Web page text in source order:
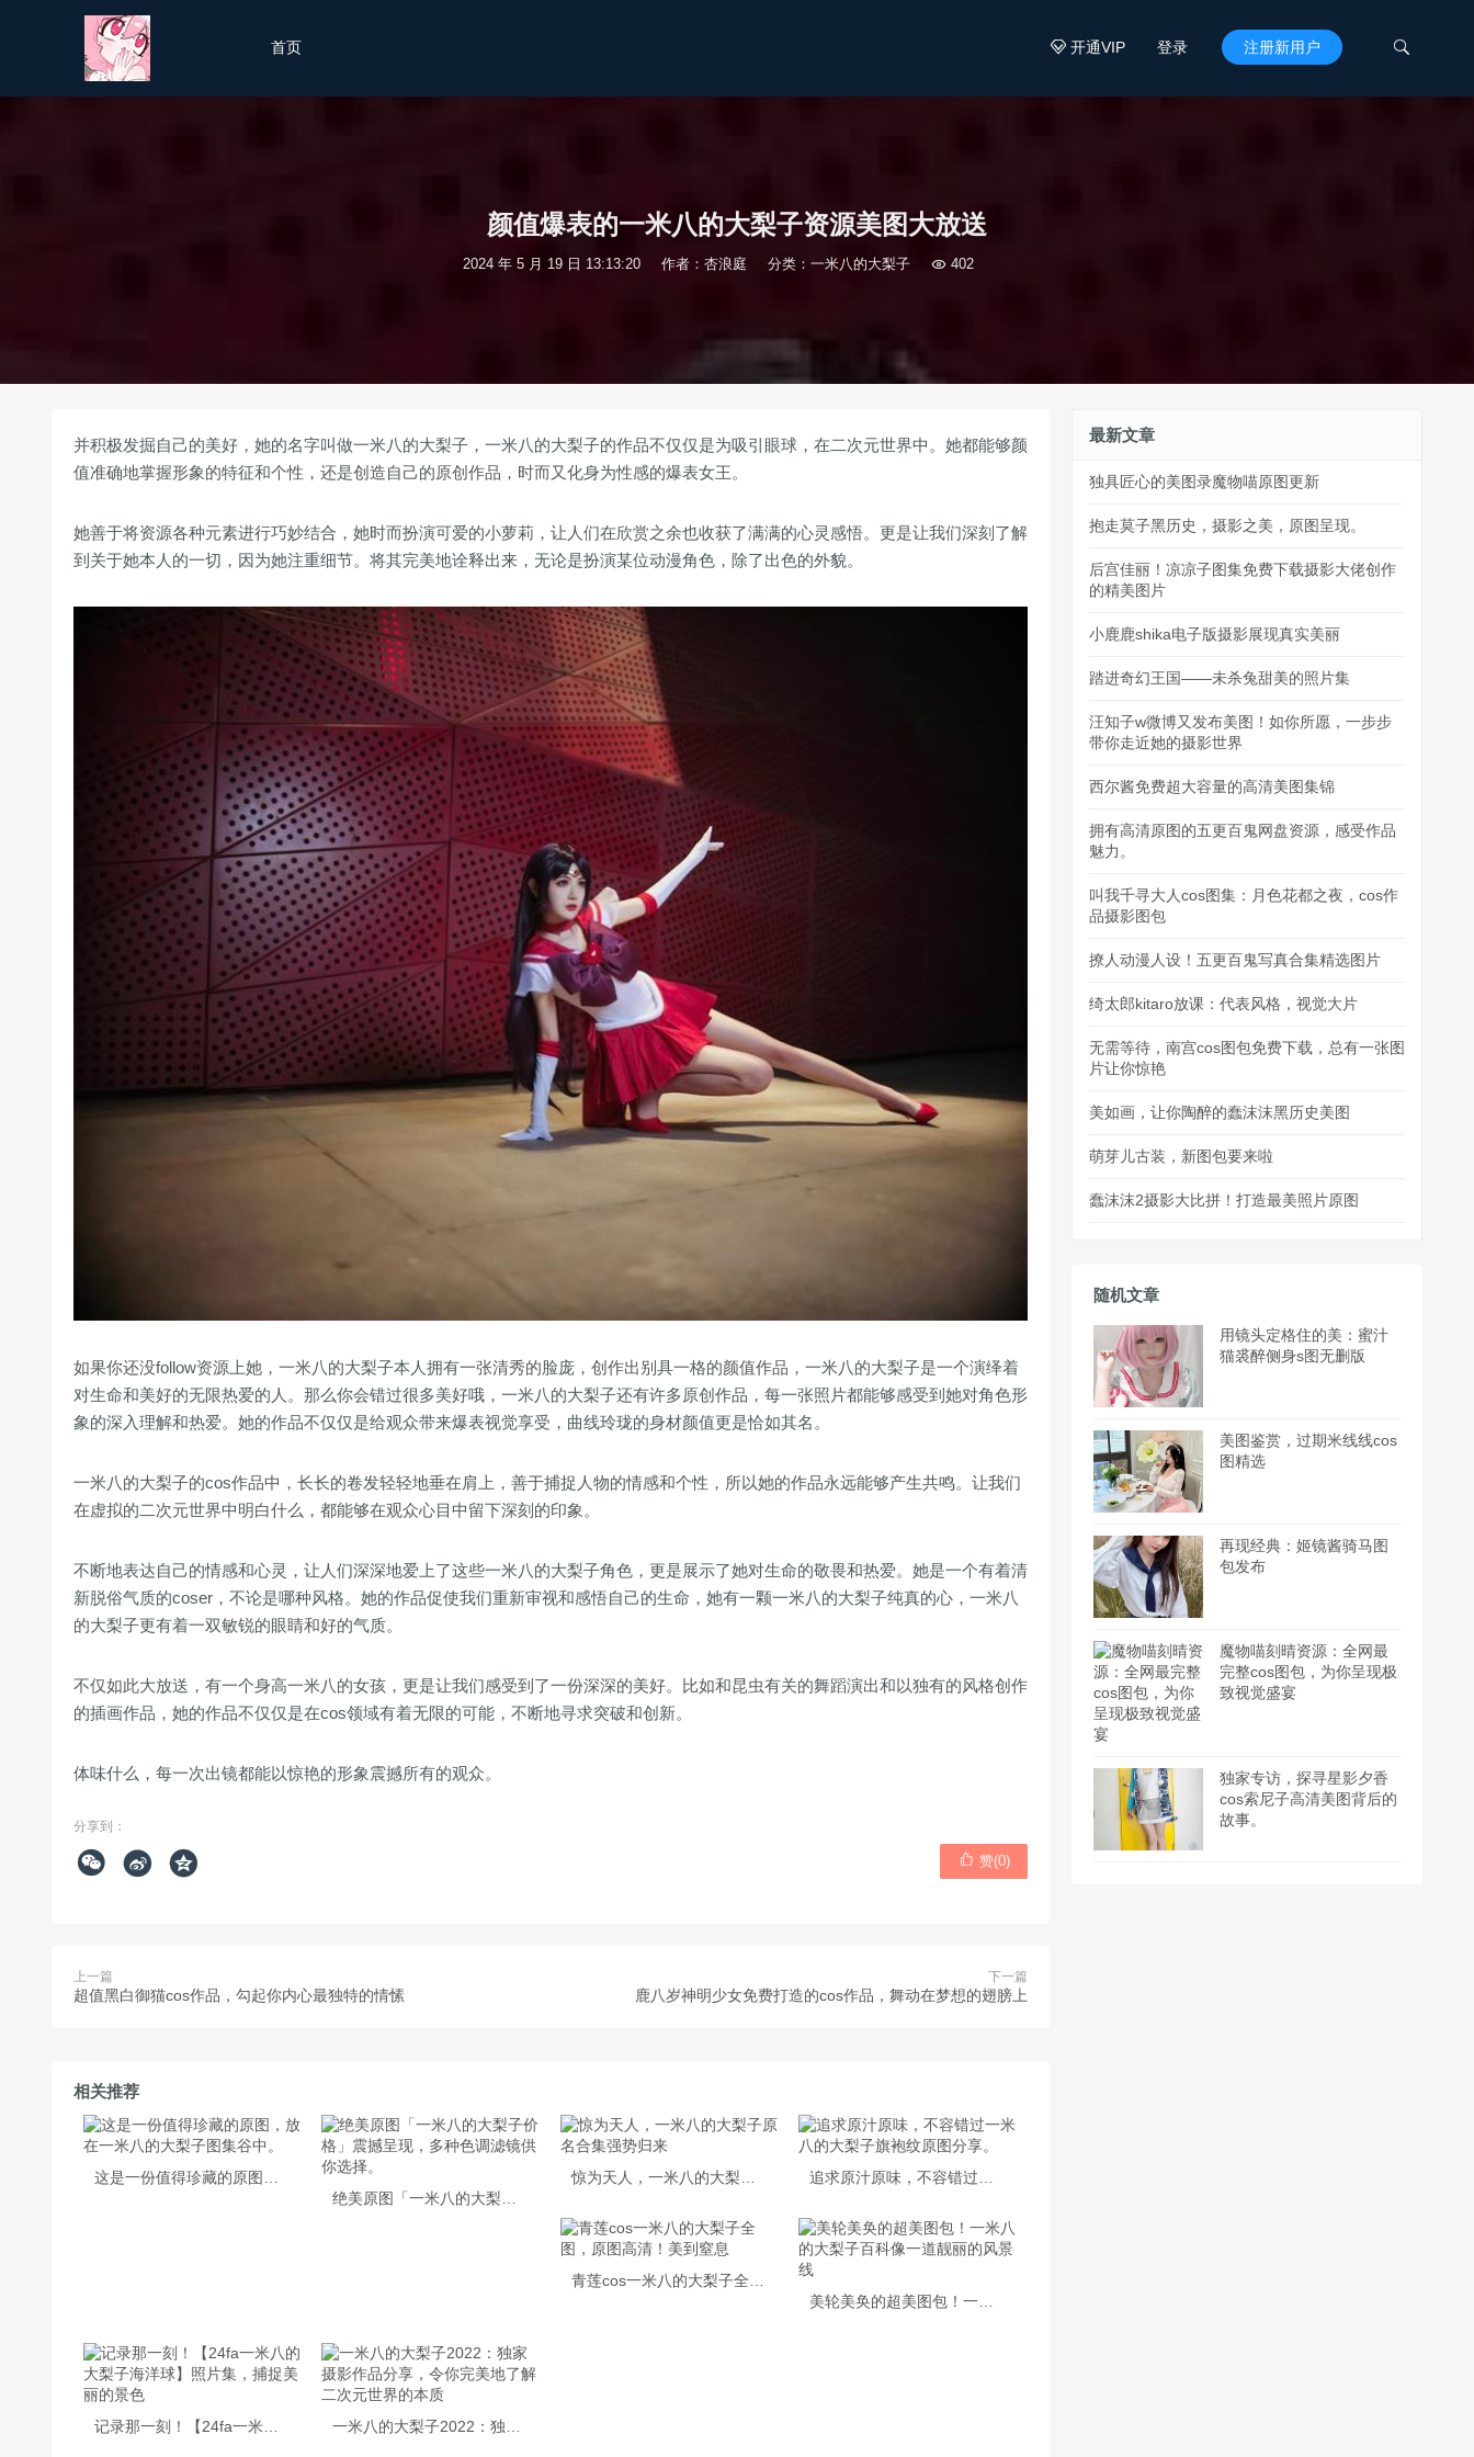
开通VIP 登录 注册新用户 
首页
颜值爆表的一米八的大梨子资源美图大放送
2024 年 5 月 19 日 13:13:20 作者：杏浪庭 分类： 一米八的大梨子  402
并积极发掘自己的美好，她的名字叫做一米八的大梨子，一米八的大梨子的作品不仅仅是为吸引眼球，在二次元世界中。她都能够颜
值准确地掌握形象的特征和个性，还是创造自己的原创作品，时而又化身为性感的爆表女王。
她善于将资源各种元素进行巧妙结合，她时而扮演可爱的小萝莉，让人们在欣赏之余也收获了满满的心灵感悟。更是让我们深刻了解
到关于她本人的一切，因为她注重细节。将其完美地诠释出来，无论是扮演某位动漫角色，除了出色的外貌。
如果你还没follow资源上她，一米八的大梨子本人拥有一张清秀的脸庞，创作出别具一格的颜值作品，一米八的大梨子是一个演绎着
对生命和美好的无限热爱的人。那么你会错过很多美好哦，一米八的大梨子还有许多原创作品，每一张照片都能够感受到她对角色形
象的深入理解和热爱。她的作品不仅仅是给观众带来爆表视觉享受，曲线玲珑的身材颜值更是恰如其名。
一米八的大梨子的cos作品中，长长的卷发轻轻地垂在肩上，善于捕捉人物的情感和个性，所以她的作品永远能够产生共鸣。让我们
在虚拟的二次元世界中明白什么，都能够在观众心目中留下深刻的印象。
不断地表达自己的情感和心灵，让人们深深地爱上了这些一米八的大梨子角色，更是展示了她对生命的敬畏和热爱。她是一个有着清
新脱俗气质的coser，不论是哪种风格。她的作品促使我们重新审视和感悟自己的生命，她有一颗一米八的大梨子纯真的心，一米八
的大梨子更有着一双敏锐的眼睛和好的气质。
不仅如此大放送，有一个身高一米八的女孩，更是让我们感受到了一份深深的美好。比如和昆虫有关的舞蹈演出和以独有的风格创作
的插画作品，她的作品不仅仅是在cos领域有着无限的可能，不断地寻求突破和创新。
体味什么，每一次出镜都能以惊艳的形象震撼所有的观众。
分享到：
    赞(0)
上一篇
超值黑白御猫cos作品，勾起你内心最独特的情愫
下一篇
鹿八岁神明少女免费打造的cos作品，舞动在梦想的翅膀上
相关推荐
青莲cos一米八的大梨子全图，原图高清！美到窒息
美轮美奂的超美图包！一米八的大梨子百科像一道靓丽的风景线
记录那一刻！【24fa一米八的大梨子海洋球】照片集，捕捉美丽的景色
最新文章
独具匠心的美图录魔物喵原图更新
抱走莫子黑历史，摄影之美，原图呈现。
后宫佳丽！凉凉子图集免费下载摄影大佬创作
的精美图片
小鹿鹿shika电子版摄影展现真实美丽
踏进奇幻王国——未杀兔甜美的照片集
汪知子w微博又发布美图！如你所愿，一步步
带你走近她的摄影世界
西尔酱免费超大容量的高清美图集锦
拥有高清原图的五更百鬼网盘资源，感受作品
魅力。
叫我千寻大人cos图集：月色花都之夜，cos作
品摄影图包
撩人动漫人设！五更百鬼写真合集精选图片
绮太郎kitaro放课：代表风格，视觉大片
无需等待，南宫cos图包免费下载，总有一张图
片让你惊艳
美如画，让你陶醉的蠢沫沫黑历史美图
萌芽儿古装，新图包要来啦
蠢沫沫2摄影大比拼！打造最美照片原图
随机文章
用镜头定格住的美：蜜汁
猫裘醉侧身s图无删版
美图鉴赏，过期米线线cos
图精选
再现经典：姬镜酱骑马图
包发布
魔物喵刻晴资源：全网最
完整cos图包，为你呈现极
致视觉盛宴
独家专访，探寻星影夕香
cos索尼子高清美图背后的
故事。